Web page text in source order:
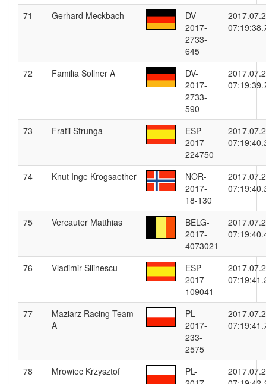
71 Gerhard Meckbach
DV-
2017-
2733-
645
07:19:38.
72 Familia Sollner A
DV-
2017-
2733-
590
07:19:39.
73 Fratii Strunga
ESP-
2017-
224750
07:19:40.
74 Knut Inge Krogsaether
NOR-
2017-
18-130
07:19:40.
75 Vercauter Matthias
BELG-
2017-
4073021
07:19:40.
76 Vladimir Silinescu
ESP-
2017-
109041
07:19:41.
77
Maziarz Racing Team
A
PL-
2017-
233-
2575
07:19:41.
78 Mrowiec Krzysztof
PL-